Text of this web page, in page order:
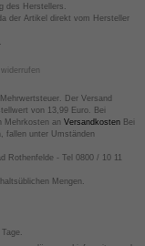
des Herstellers.
der Artikel direkt vom Hersteller
Der Versand
von 13,99 Euro. Bei
Mehrkosten an VersandkostenBei
fallen unter Umständen
Rothenfelde - Tel 0800 / 10 11
Mengen.